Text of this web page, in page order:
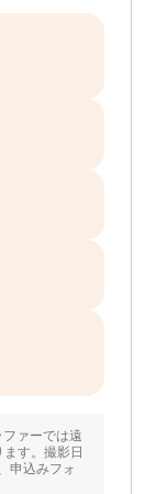
ァーでは遠
す。撮影日
申込みフォ